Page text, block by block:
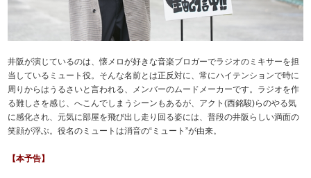
井阪が演じているのは、懐メロが好きな音楽ブロガーでラジオのミキサーを担
当しているミュート役。そんな名前とは正反対に、常にハイテンションで時に
周りからはうるさいと言われる、メンバーのムードメーカーです。ラジオを作
る難しさを感じ、へこんでしまうシーンもあるが、アクト(西銘駿)らのやる気
に感化され、元気に部屋を飛び出し走り回る姿には、普段の井阪らしい満面の
笑顔が浮ぶ。役名のミュートは消音の“ミュート”が由来。
【本予告】